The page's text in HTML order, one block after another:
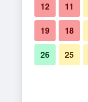
11
12
18
19
25
26